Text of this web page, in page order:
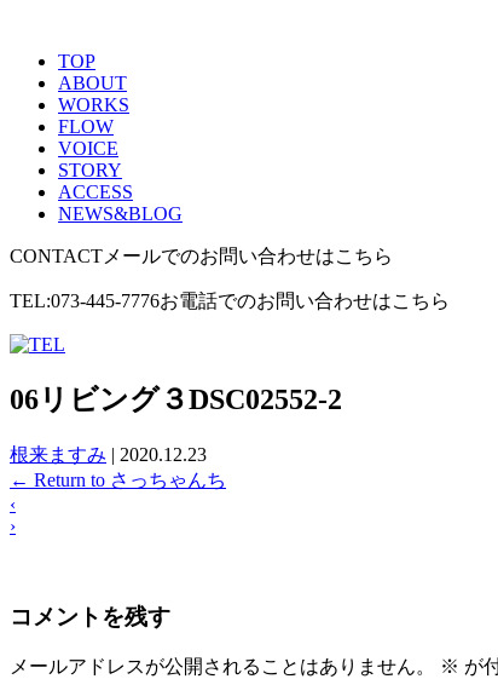
TOP
ABOUT
WORKS
FLOW
VOICE
STORY
ACCESS
NEWS&BLOG
CONTACT メールでのお問い合わせはこちら
TEL:073-445-7776お電話でのお問い合わせはこちら
06リビング３DSC02552-2
根来ますみ | 2020.12.23
← Return to さっちゃんち
‹
›
コメントを残す
メールアドレスが公開されることはありません。 ※ が